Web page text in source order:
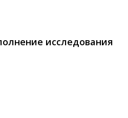
исследования